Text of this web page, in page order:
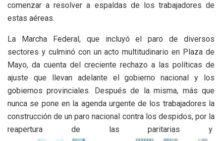
comenzar a resolver a espaldas de los trabajadores de
estas aéreas.
La Marcha Federal, que incluyó el paro de diversos
sectores y culminó con un acto multitudinario en Plaza de
Mayo, da cuenta del creciente rechazo a las políticas de
ajuste que llevan adelante el gobierno nacional y los
gobiernos provinciales. Después de la misma, más que
nunca se pone en la agenda urgente de los trabajadores la
construcción de un paro nacional contra los despidos, por la
reapertura de las paritarias y